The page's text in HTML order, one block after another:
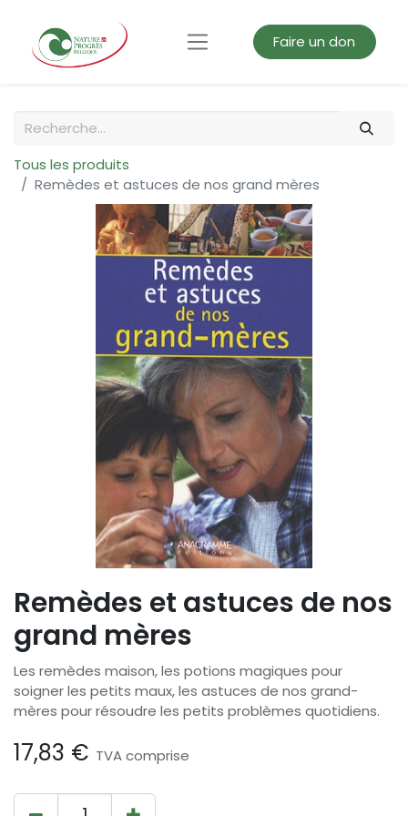
Faire un don
Tous les produits
Remèdes et astuces de nos grand mères
Remèdes et astuces de nos
grand mères
Les remèdes maison, les potions magiques pour
soigner les petits maux, les astuces de nos grand-
mères pour résoudre les petits problèmes quotidiens.
17,83 € TVA comprise